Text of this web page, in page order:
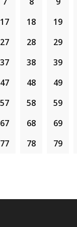
17 18 19
27 28 29
37 38 39
47 48 49
57 58 59
67 68 69
77 78 79